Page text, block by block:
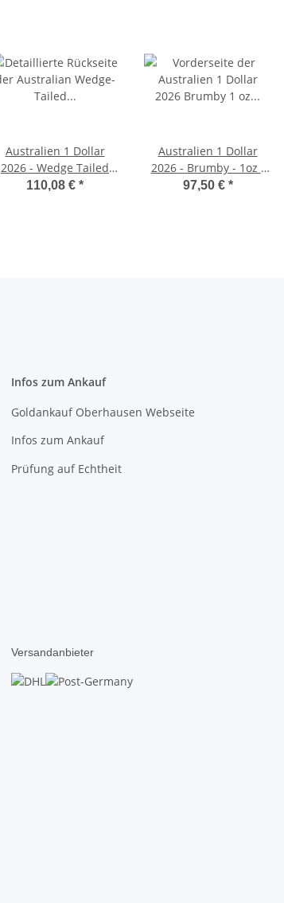
Australien 1 Dollar
2026 - Wedge Tailed
Eagle 1oz
110,08 € *
Australien 1 Dollar
2026 - Brumby - 1oz -
Coloriert
97,50 € *
Infos zum Ankauf
Goldankauf Oberhausen Webseite
Infos zum Ankauf
Prüfung auf Echtheit
Versandanbieter